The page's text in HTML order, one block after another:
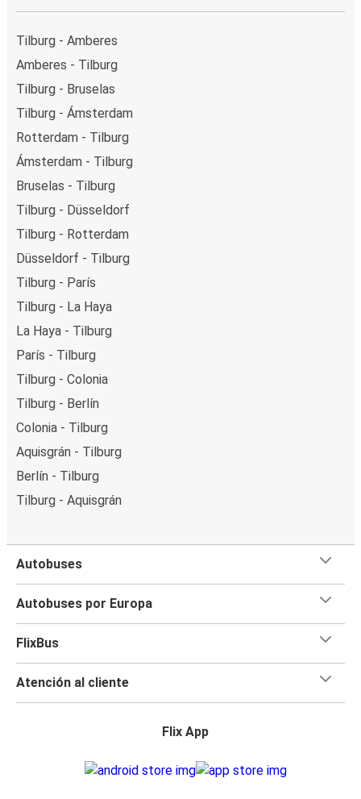
Tilburg - Amberes
Amberes - Tilburg
Tilburg - Bruselas
Tilburg - Ámsterdam
Rotterdam - Tilburg
Ámsterdam - Tilburg
Bruselas - Tilburg
Tilburg - Düsseldorf
Tilburg - Rotterdam
Düsseldorf - Tilburg
Tilburg - París
Tilburg - La Haya
La Haya - Tilburg
París - Tilburg
Tilburg - Colonia
Tilburg - Berlín
Colonia - Tilburg
Aquisgrán - Tilburg
Berlín - Tilburg
Tilburg - Aquisgrán
Autobuses
Autobuses por Europa
FlixBus
Atención al cliente
Flix App